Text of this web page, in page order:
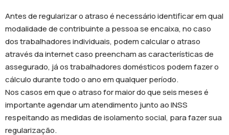
Antes de regularizar o atraso é necessário identificar em qual
modalidade de contribuinte a pessoa se encaixa, no caso
dos trabalhadores individuais, podem calcular o atraso
através da internet caso preencham as características de
assegurado, já os trabalhadores domésticos podem fazer o
cálculo durante todo o ano em qualquer período.
Nos casos em que o atraso for maior do que seis meses é
importante agendar um atendimento junto ao INSS
respeitando as medidas de isolamento social, para fazer sua
regularização.